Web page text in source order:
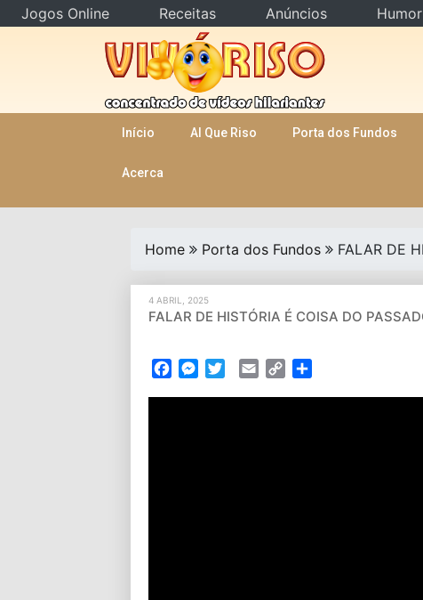
Início AI Que Riso Porta dos Fundos
Acerca
Home Porta dos Fundos FALAR DE
4 ABRIL, 2025
FALAR DE HISTÓRIA É COISA DO
FacebookMessenger
TwitterEmail Copy
Jogos Online Receitas Anúncios Humor